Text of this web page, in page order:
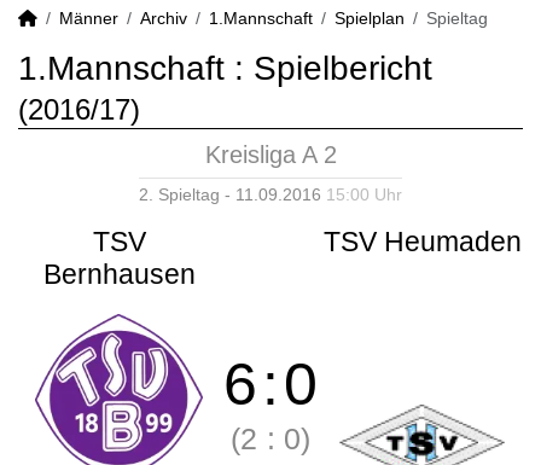
Männer Archiv 1.Mannschaft Spielplan Spieltag
1.Mannschaft : Spielbericht
(2016/17)
Kreisliga A 2
2. Spieltag - 11.09.2016 15:00 Uhr
TSV
Bernhausen
TSV Heumaden
6:0
(2 : 0)